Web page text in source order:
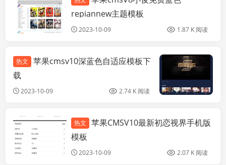
repiannew主题模板
2023-10-09 1.87 K 阅读
热文
苹果cmsv10深蓝色自适应模板下
载
2023-10-09 2.74 K 阅读
苹果
热文
苹果CMSV10最新初恋视界手机版
模板
2023-10-09 2.07 K 阅读